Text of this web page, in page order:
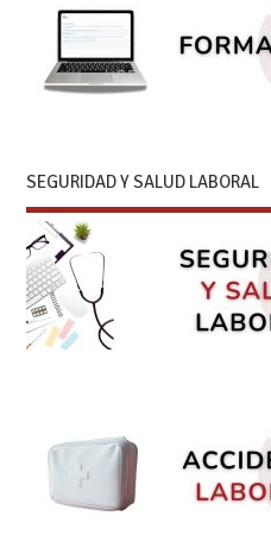
SEGURIDAD Y SALUD LABORAL